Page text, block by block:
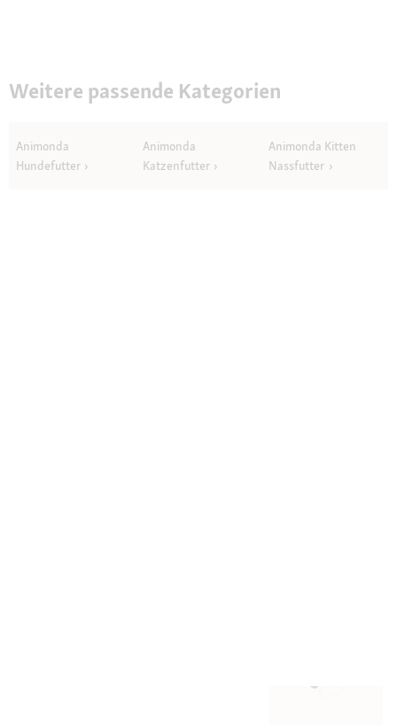
Weitere passende Kategorien
Animonda
Hundefutter
Animonda
Katzenfutter
Animonda Kitten
Nassfutter